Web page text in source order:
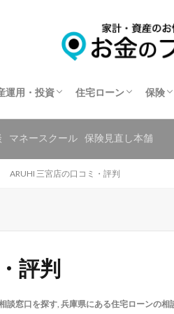
運用・投資
動産投資
住宅ローン
住宅ローン相談
住宅ローンの相談窓
保険
保
保
共
マネースクール 保険見直し本舗
ARUHI 三宮店の口コミ・評判
評判
談窓口を探す, 兵庫県にある住宅ローンの相